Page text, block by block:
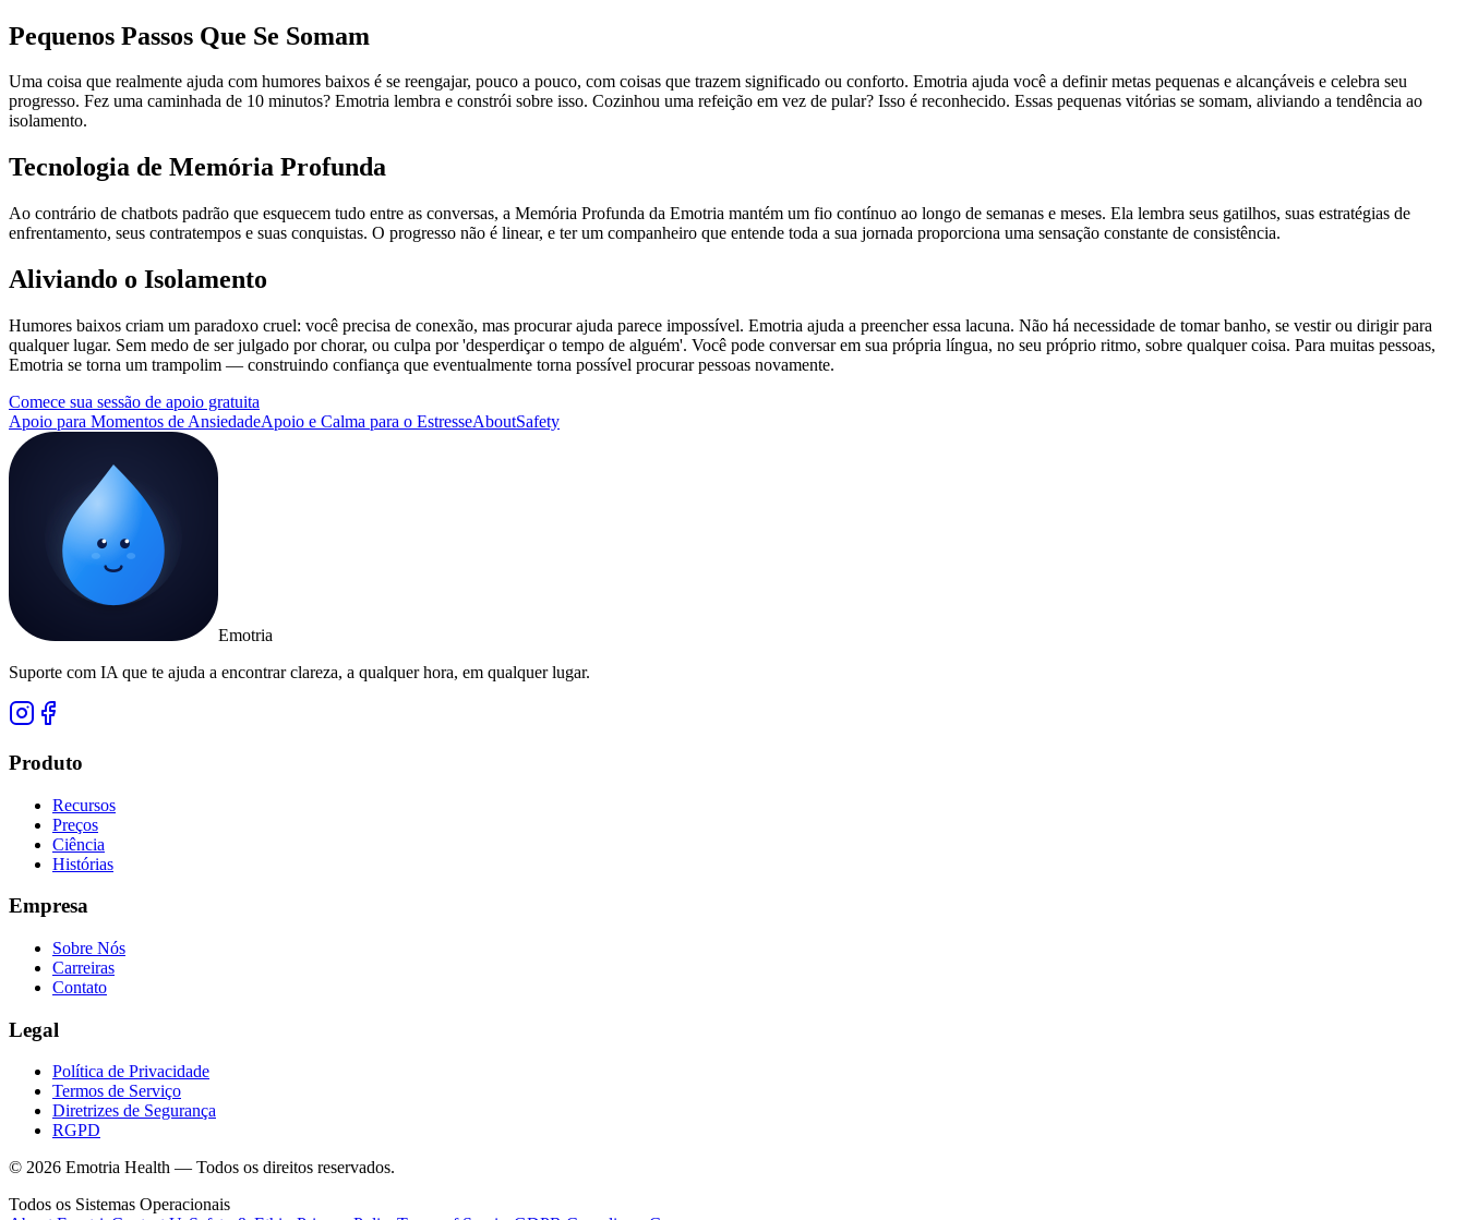
Pequenos Passos Que Se Somam
Uma coisa que realmente ajuda com humores baixos é se reengajar, pouco a pouco, com coisas que trazem significado ou conforto. Emotria ajuda você a definir metas pequenas e alcançáveis e celebra seu
progresso. Fez uma caminhada de 10 minutos? Emotria lembra e constrói sobre isso. Cozinhou uma refeição em vez de pular? Isso é reconhecido. Essas pequenas vitórias se somam, aliviando a tendência ao
isolamento.
Tecnologia de Memória Profunda
Ao contrário de chatbots padrão que esquecem tudo entre as conversas, a Memória Profunda da Emotria mantém um fio contínuo ao longo de semanas e meses. Ela lembra seus gatilhos, suas estratégias de
enfrentamento, seus contratempos e suas conquistas. O progresso não é linear, e ter um companheiro que entende toda a sua jornada proporciona uma sensação constante de consistência.
Aliviando o Isolamento
Humores baixos criam um paradoxo cruel: você precisa de conexão, mas procurar ajuda parece impossível. Emotria ajuda a preencher essa lacuna. Não há necessidade de tomar banho, se vestir ou dirigir para
qualquer lugar. Sem medo de ser julgado por chorar, ou culpa por 'desperdiçar o tempo de alguém'. Você pode conversar em sua própria língua, no seu próprio ritmo, sobre qualquer coisa. Para muitas pessoas,
Emotria se torna um trampolim — construindo confiança que eventualmente torna possível procurar pessoas novamente.
Comece sua sessão de apoio gratuita
Apoio para Momentos de AnsiedadeApoio e Calma para o EstresseAboutSafety
Emotria
Suporte com IA que te ajuda a encontrar clareza, a qualquer hora, em qualquer lugar.
Produto
Recursos
Preços
Ciência
Histórias
Empresa
Sobre Nós
Carreiras
Contato
Legal
Política de Privacidade
Termos de Serviço
Diretrizes de Segurança
RGPD
© 2026 Emotria Health — Todos os direitos reservados.
Todos os Sistemas Operacionais